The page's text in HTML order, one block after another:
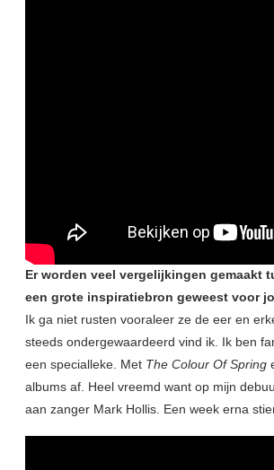
Er worden veel vergelijkingen gemaakt
een grote inspiratiebron geweest voor
Ik ga niet rusten vooraleer ze de eer en
steeds ondergewaardeerd vind ik. Ik ben
een specialleke. Met The Colour Of Spring
albums af. Heel vreemd want op mijn
aan zanger Mark Hollis. Een week erna